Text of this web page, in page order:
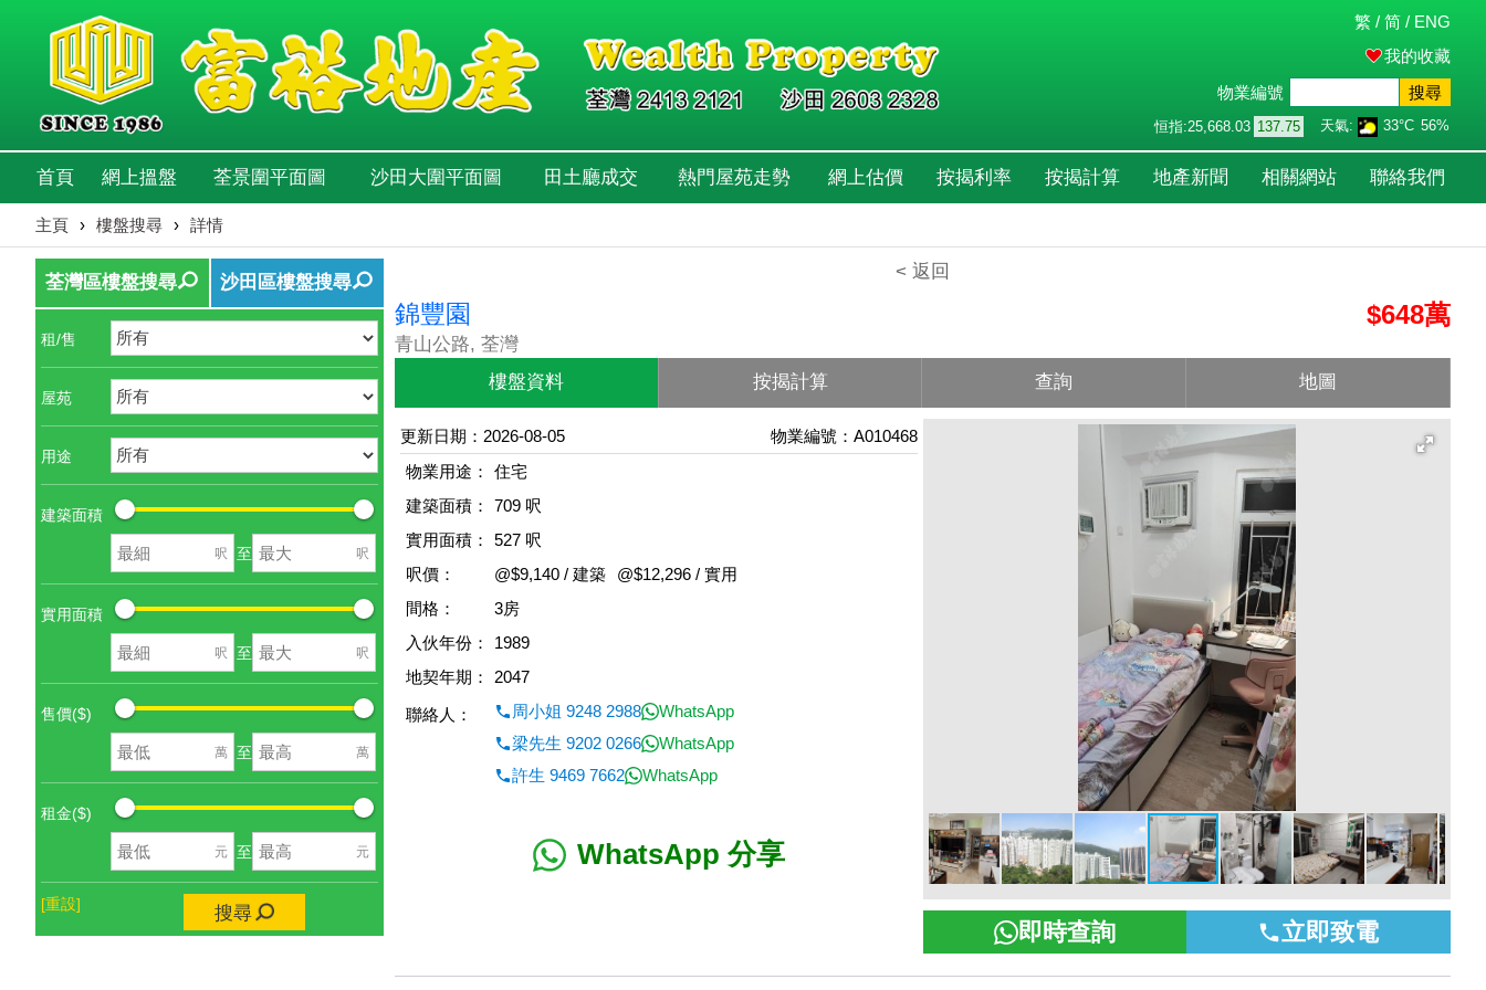
繁 / 简 / ENG
我的收藏
物業編號
搜尋
恒指:25,668.03 137.75 天氣: 33°C 56%
首頁 網上搵盤 荃景圍平面圖 沙田大圍平面圖 田土廳成交 熱門屋苑走勢 網上估價 按揭利率 按揭計算 地產新聞 相關網站 聯絡我們
主頁 › 樓盤搜尋 › 詳情
荃灣區樓盤搜尋 沙田區樓盤搜尋
租/售
屋苑
用途
建築面積
呎 至 呎
實用面積
呎 至 呎
售價($)
萬 至 萬
租金($)
元 至 元
[重設] 搜尋
< 返回
錦豐園
青山公路, 荃灣
$648萬
樓盤資料 按揭計算 查詢 地圖
更新日期：2026-08-05
物業編號：A010468
物業用途：
住宅
建築面積：
709 呎
實用面積：
527 呎
呎價：
@$9,140 / 建築
@$12,296 / 實用
間格：
3房
入伙年份：
1989
地契年期：
2047
聯絡人：
周小姐 9248 2988
WhatsApp
梁先生 9202 0266
WhatsApp
許生 9469 7662
WhatsApp
WhatsApp 分享
即時查詢 立即致電